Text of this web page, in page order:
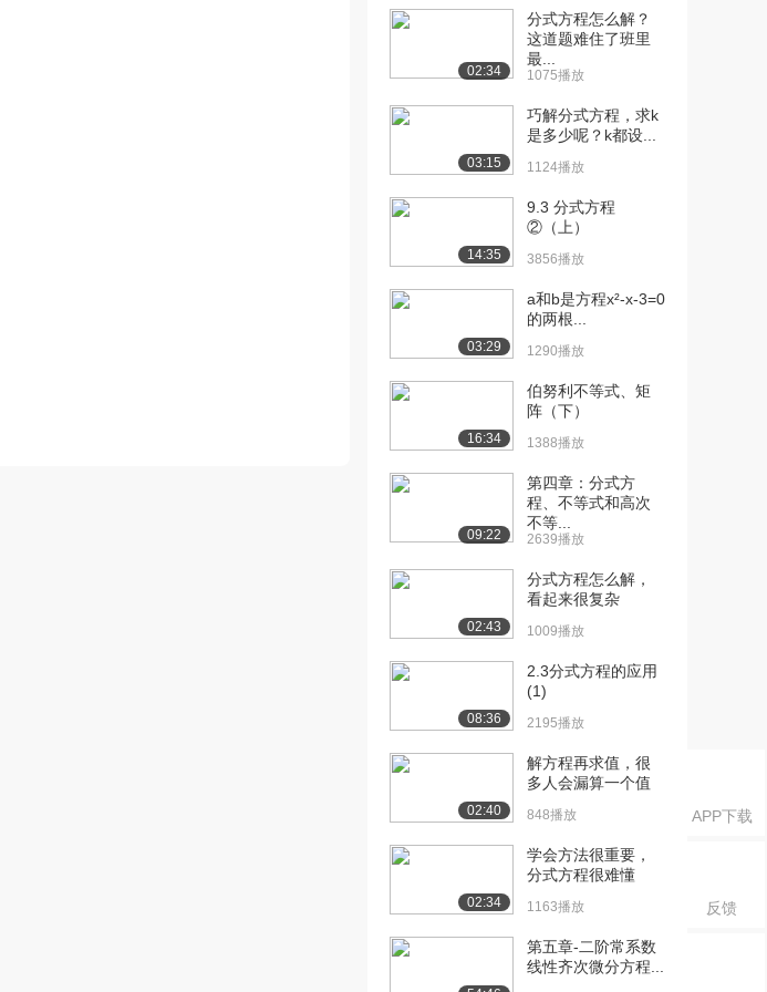
APP下载
反馈
[10] 8.1.4 向量的坐标表示
1212播放
15:39
[11] 8.1.4 向量的坐标表示
15:40
[12] 8.1.4 向量的坐标表示
[13] 8.1.5 空间坐标系
14:40
[14] 8.1.5 空间坐标系
14:42
[15] 8.1.6 其它常用坐标系
10:18
[16] 8.1.6 其它常用坐标系
和坐标...
和坐标...
1158播放
[19] 8.2.1 平面方程（中）
[20] 8.2.1 平面方程（下） 12:32
[21] 8.2.2 直线方程（上）
1665播放
12:42
02:34
分式方程怎么解？
这道题难住了班里
最...
1075播放
03:15
巧解分式方程，求k
是多少呢？k都设...
1124播放
14:35
9.3 分式方程
②（上）
3856播放
03:29
a和b是方程x²-x-3=0
的两根...
1290播放
16:34
伯努利不等式、矩
阵（下）
1388播放
09:22
第四章：分式方
程、不等式和高次
不等...
2639播放
02:43
分式方程怎么解，
看起来很复杂
1009播放
08:36
2.3分式方程的应用
(1)
2195播放
02:40
解方程再求值，很
多人会漏算一个值
848播放
02:34
学会方法很重要，
分式方程很难懂
1163播放
第五章-二阶常系数
线性齐次微分方程...